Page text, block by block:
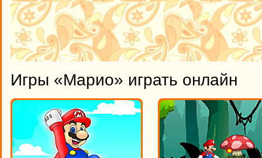
Игры «Марио» играть онлайн